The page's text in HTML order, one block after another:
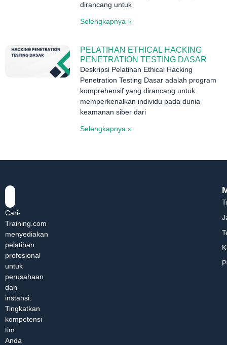
dirancang untuk
Selengkapnya »
PELATIHAN ETHICAL HACKING
PENETRATION TESTING DASAR
Deskripsi Pelatihan Ethical Hacking
Penetration Testing Dasar adalah program
komprehensif yang dirancang untuk
memperkenalkan individu pada dunia
keamanan siber dari
Selengkapnya »
Cari-
Training.com
menyediakan
pelatihan
profesional
untuk
perusahaan
dan
instansi.
Tingkatkan
kompetensi
tim
Anda